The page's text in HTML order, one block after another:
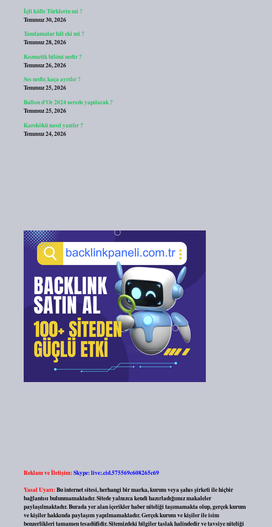
İçli köfte Türklerin mi ?
Temmuz 30, 2026
Tamlamalar hâl eki mi ?
Temmuz 28, 2026
Kozmetik bilimi nedir ?
Temmuz 26, 2026
Ses nedir, kaça ayrılır ?
Temmuz 25, 2026
Ballon d’Or 2024 nerede yapılacak ?
Temmuz 25, 2026
Karekökü nasıl yazılır ?
Temmuz 24, 2026
Reklam ve İletişim:Skype: live:.cid.575569c608265c69
Yasal Uyarı:Bu internet sitesi, herhangi bir marka, kurum veya şahıs şirketi ile hiçbir
bağlantısı bulunmamaktadır. Sitede yalnızca kendi hazırladığımız makaleler
paylaşılmaktadır. Burada yer alan içerikler haber niteliği taşımamakta olup, gerçek kurum
ve kişiler hakkında paylaşım yapılmamaktadır. Gerçek kurum ve kişiler ile isim
benzerlikleri tamamen tesadüfidir. Sitemizdeki bilgiler taslak halindedir ve tavsiye niteliği